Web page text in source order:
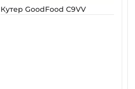
Кутер GoodFood C9VV